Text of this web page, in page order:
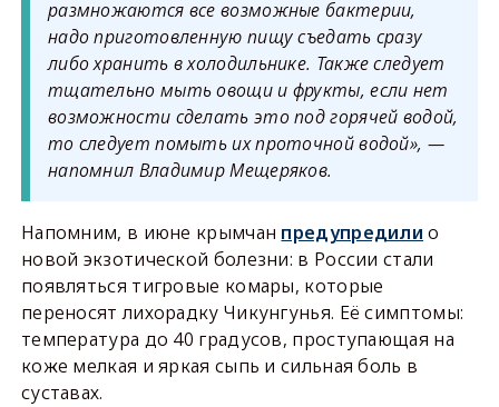
размножаются все возможные бактерии,
надо приготовленную пищу съедать сразу
либо хранить в холодильнике. Также следует
тщательно мыть овощи и фрукты, если нет
возможности сделать это под горячей водой,
то следует помыть их проточной водой», —
напомнил Владимир Мещеряков.
Напомним, в июне крымчан предупредили о
новой экзотической болезни: в России стали
появляться тигровые комары, которые
переносят лихорадку Чикунгунья. Её симптомы:
температура до 40 градусов, проступающая на
коже мелкая и яркая сыпь и сильная боль в
суставах.